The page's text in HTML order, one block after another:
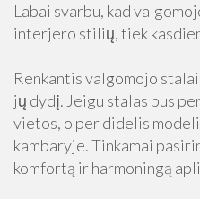
Labai svarbu, kad
interjero stilių, tiek
Renkantis valgomojo
jų dydį. Jeigu stalas bus
vietos, o per didelis
kambaryje. Tinkamai
komfortą ir harmoningą